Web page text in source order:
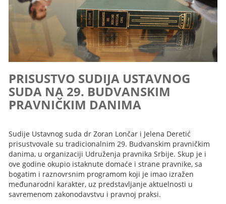
PRISUSTVO SUDIJA USTAVNOG
SUDA NA 29. BUDVANSKIM
PRAVNIČKIM DANIMA
Sudije Ustavnog suda dr Zoran Lončar i Jelena Deretić
prisustvovale su tradicionalnim 29. Budvanskim pravničkim
danima, u organizaciji Udruženja pravnika Srbije. Skup je i
ove godine okupio istaknute domaće i strane pravnike, sa
bogatim i raznovrsnim programom koji je imao izražen
međunarodni karakter, uz predstavljanje aktuelnosti u
savremenom zakonodavstvu i pravnoj praksi.